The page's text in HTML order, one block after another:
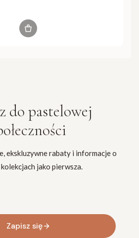
Do koszyka
do pastelowej
ekskluzywne rabaty i informacje o
jako pierwsza.
Zapisz się